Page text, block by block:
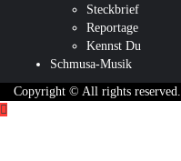
Steckbrief
Reportage
Kennst Du
Schmusa-Musik
Copyright © All rights reserved.